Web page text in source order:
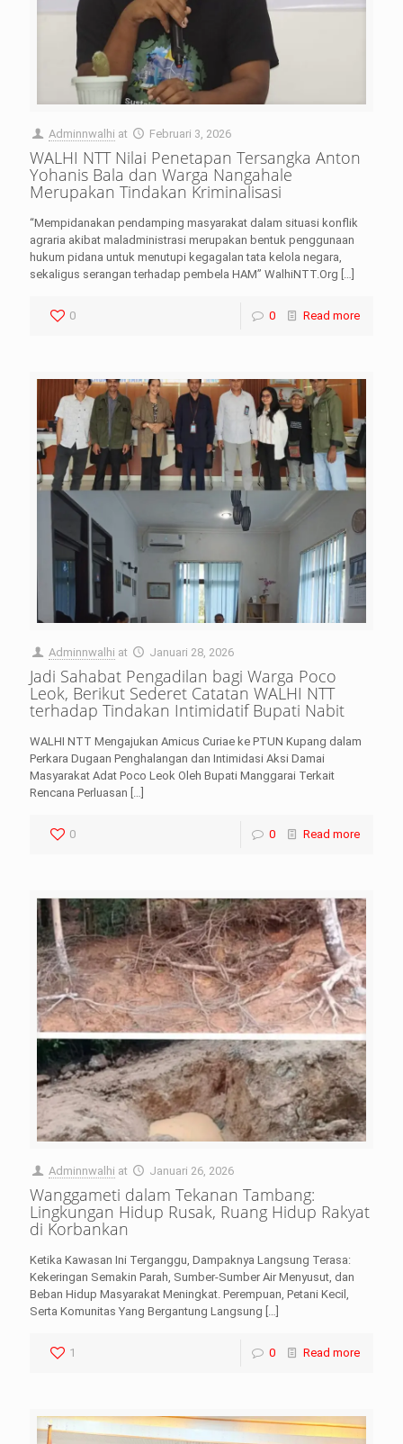
Adminnwalhi at Februari 3, 2026
WALHI NTT Nilai Penetapan Tersangka Anton
Yohanis Bala dan Warga Nangahale
Merupakan Tindakan Kriminalisasi
“Mempidanakan pendamping masyarakat dalam situasi konflik
agraria akibat maladministrasi merupakan bentuk penggunaan
hukum pidana untuk menutupi kegagalan tata kelola negara,
sekaligus serangan terhadap pembela HAM” WalhiNTT.Org
0 0 Read more
Adminnwalhi at Januari 28, 2026
Jadi Sahabat Pengadilan bagi Warga Poco
Leok, Berikut Sederet Catatan WALHI NTT
terhadap Tindakan Intimidatif Bupati Nabit
WALHI NTT Mengajukan Amicus Curiae ke PTUN Kupang dalam
Perkara Dugaan Penghalangan dan Intimidasi Aksi Damai
Masyarakat Adat Poco Leok Oleh Bupati Manggarai Terkait
Rencana Perluasan
0 0 Read more
Adminnwalhi at Januari 26, 2026
Wanggameti dalam Tekanan Tambang:
Lingkungan Hidup Rusak, Ruang Hidup Rakyat
di Korbankan
Ketika Kawasan Ini Terganggu, Dampaknya Langsung Terasa:
Kekeringan Semakin Parah, Sumber-Sumber Air Menyusut, dan
Beban Hidup Masyarakat Meningkat. Perempuan, Petani Kecil,
Serta Komunitas Yang Bergantung Langsung
1 0 Read more